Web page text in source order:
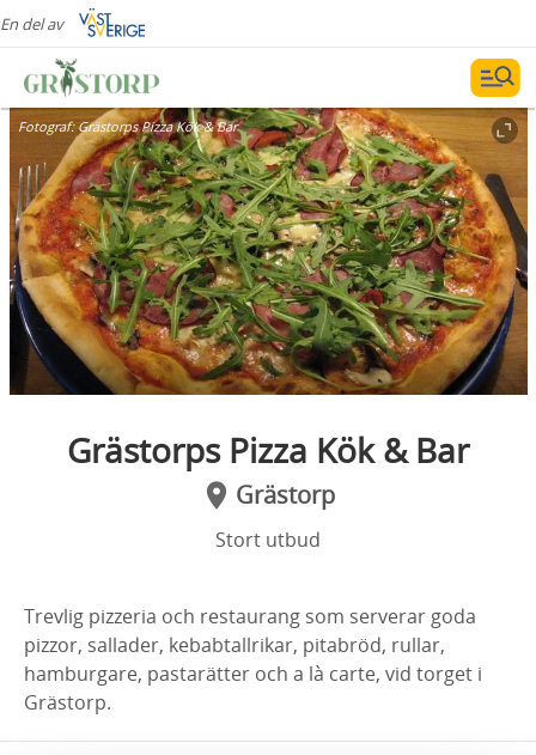
En del av
Fotograf: Grästorps Pizza Kök & Bar
Grästorps Pizza Kök & Bar
Grästorp
Stort utbud
Trevlig pizzeria och restaurang som serverar goda
pizzor, sallader, kebabtallrikar, pitabröd, rullar,
hamburgare, pastarätter och a là carte, vid torget i
Grästorp.